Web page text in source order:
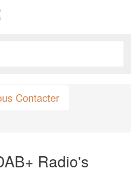
Contacter
Radio's